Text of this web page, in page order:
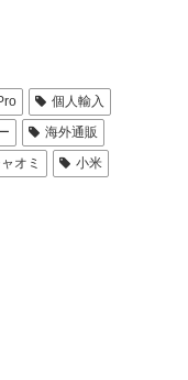
個人輸入
海外通販
オミ 小米